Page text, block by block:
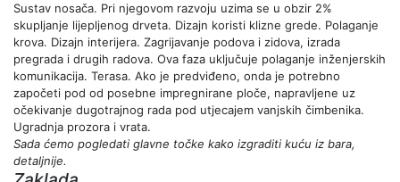
Sustav nosača. Pri njegovom razvoju uzima se u obzir 2%
skupljanje lijepljenog drveta. Dizajn koristi klizne grede. Polaganje
krova. Dizajn interijera. Zagrijavanje podova i zidova, izrada
pregrada i drugih radova. Ova faza uključuje polaganje inženjerskih
komunikacija. Terasa. Ako je predviđeno, onda je potrebno
započeti pod od posebne impregnirane ploče, napravljene uz
očekivanje dugotrajnog rada pod utjecajem vanjskih čimbenika.
Ugradnja prozora i vrata.
Sada ćemo pogledati glavne točke kako izgraditi kuću iz bara,
detaljnije.